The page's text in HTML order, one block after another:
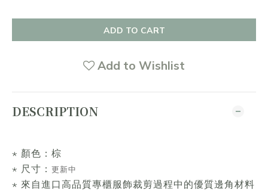
ADD TO CART
Add to Wishlist
DESCRIPTION
⋆ 顏色：棕
⋆ 尺寸： 更新中
⋆ 來自進口高品質專櫃服飾裁剪過程中的優質邊角材料